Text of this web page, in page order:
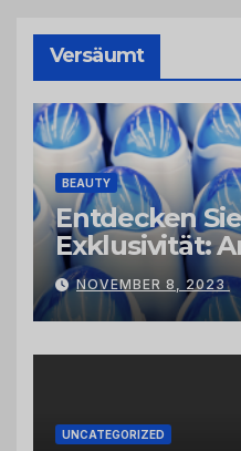
Versäumt
BEAUTY
Entdecken
Exklusivität:
NOVEMBER 8, 2023
UNCATEGORIZED